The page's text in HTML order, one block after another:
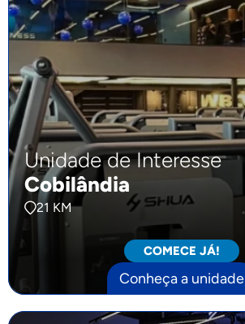
Unidade de Interesse
Cobilândia
21 KM
COMECE JÁ!
Conheça a unidade